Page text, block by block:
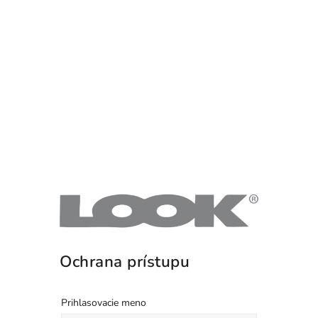
Ochrana prístupu
Prihlasovacie meno